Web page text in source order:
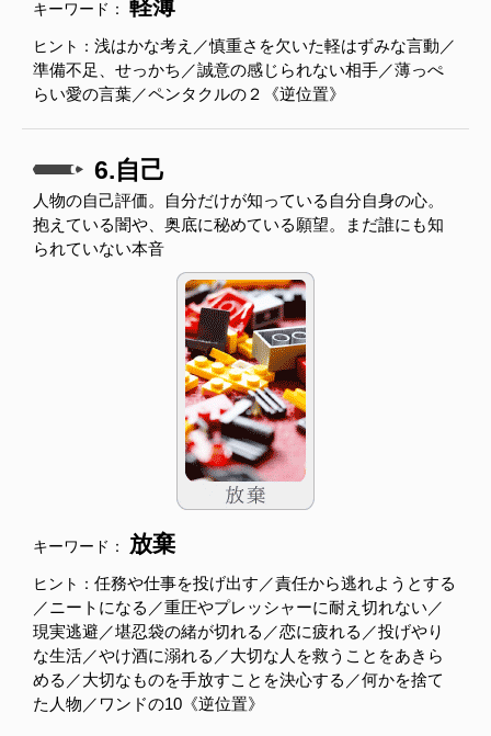
キーワード： 軽薄
ヒント： 浅はかな考え／慎重さを欠いた軽はずみな言動／
準備不足、せっかち／誠意の感じられない相手／薄っぺ
らい愛の言葉／ペンタクルの２《逆位置》
6.自己
人物の自己評価。自分だけが知っている自分自身の心。
抱えている闇や、奥底に秘めている願望。まだ誰にも知
られていない本音
キーワード： 放棄
ヒント： 任務や仕事を投げ出す／責任から逃れようとする
／ニートになる／重圧やプレッシャーに耐え切れない／
現実逃避／堪忍袋の緒が切れる／恋に疲れる／投げやり
な生活／やけ酒に溺れる／大切な人を救うことをあきら
める／大切なものを手放すことを決心する／何かを捨て
た人物／ワンドの10《逆位置》